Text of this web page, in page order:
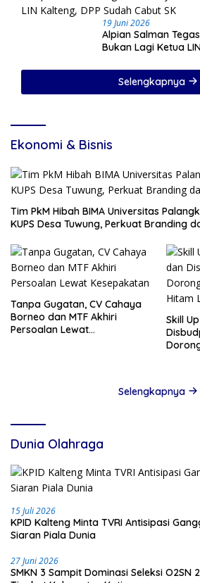
19 Juni 2026
Alpian Salman
Bukan Lagi Ketua
Selengkapnya
Ekonomi & Bisnis
Tim PkM Hibah BIMA Universitas
KUPS Desa Tuwung, Perkuat Branding
Tanpa Gugatan, CV Cahaya
Borneo dan MTF Akhiri
Persoalan Lewat
Skill
Selengkapnya
Dunia Olahraga
15 Juli 2026
KPID Kalteng Minta TVRI Antisipasi
Siaran Piala Dunia
27 Juni 2026
SMKN 3 Sampit Dominasi Seleksi O2SN